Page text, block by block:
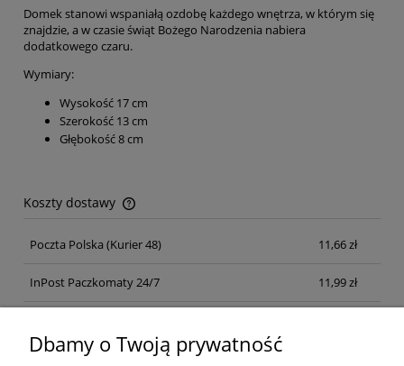
Domek stanowi wspaniałą ozdobę każdego wnętrza, w którym się
znajdzie, a w czasie świąt Bożego Narodzenia nabiera
dodatkowego czaru.
Wymiary:
Wysokość 17 cm
Szerokość 13 cm
Głębokość 8 cm
Koszty dostawy
Cena nie zawiera ewentualnych kosztów płatności
Poczta Polska (Kurier 48) 11,66 zł
InPost Paczkomaty 24/7 11,99 zł
Dbamy o Twoją prywatność